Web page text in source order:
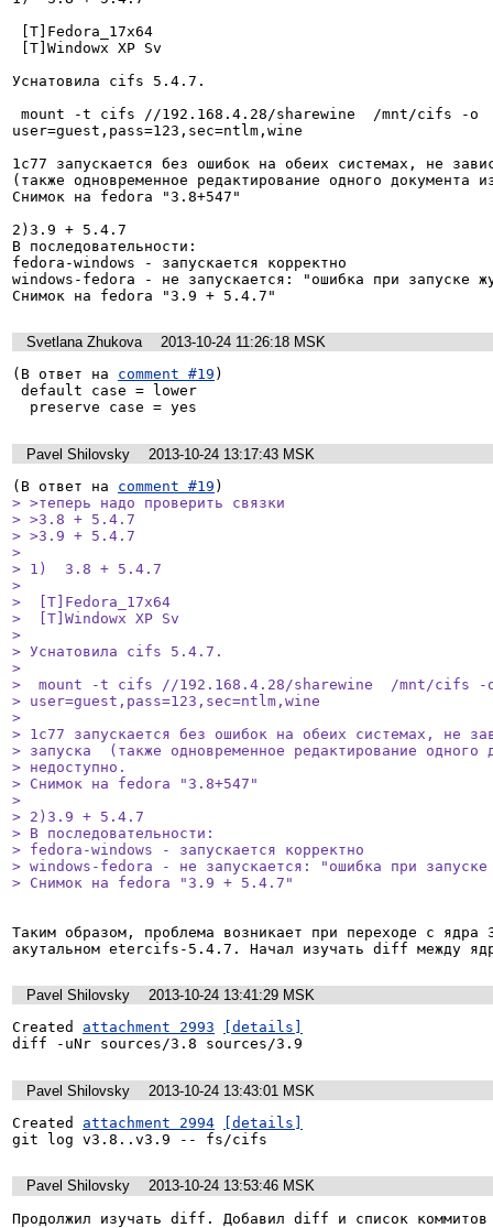
Уснатовила cifs 5.4.7.
user=guest,pass=123,sec=ntlm,wine
1с77 запускается без ошибок на обеих системах, не
(также одновременное редактирование одного документа
Снимок на fedora "3.8+547"
2)3.9 + 5.4.7
В последовательности:
fedora-windows - запускается корректно
windows-fedora - не запускается: "ошибка при запуске
Снимок на fedora "3.9 + 5.4.7"
Svetlana Zhukova
2013-10-24 11:26:18 MSK
(В ответ на comment #19 )
  preserve case = yes
Pavel Shilovsky
2013-10-24 13:17:43 MSK
(В ответ на comment #19
> >теперь надо проверить связки
> >3.8 + 5.4.7
> >3.9 + 5.4.7
>
> 1)  3.8 + 5.4.7
>
>  [T]Fedora_17x64
>  [T]Windowx XP Sv
>
> Уснатовила cifs 5.4.7.
>
>  mount -t cifs //192.168.4.28/sharewine  /mnt/cifs -
> user=guest,pass=123,sec=ntlm,wine
>
> 1с77 запускается без ошибок на обеих системах, не
> запуска  (также одновременное редактирование одного
> недоступно.
> Снимок на fedora "3.8+547"
>
> 2)3.9 + 5.4.7
> В последовательности:
> fedora-windows - запускается корректно
> windows-fedora - не запускается: "ошибка при запуске
> Снимок на fedora "3.9 + 5.4.7"
Таким образом, проблема возникает при переходе с
акутальном etercifs-5.4.7. Начал изучать diff между
Pavel Shilovsky
2013-10-24 13:41:29 MSK
Created attachment 2993
[details]
diff -uNr sources/3.8 sources/3.9
Pavel Shilovsky
2013-10-24 13:43:01 MSK
Created attachment 2994
[details]
git log v3.8..v3.9 -- fs/cifs
Pavel Shilovsky
2013-10-24 13:53:46 MSK
Продолжил изучать diff. Добавил diff и список